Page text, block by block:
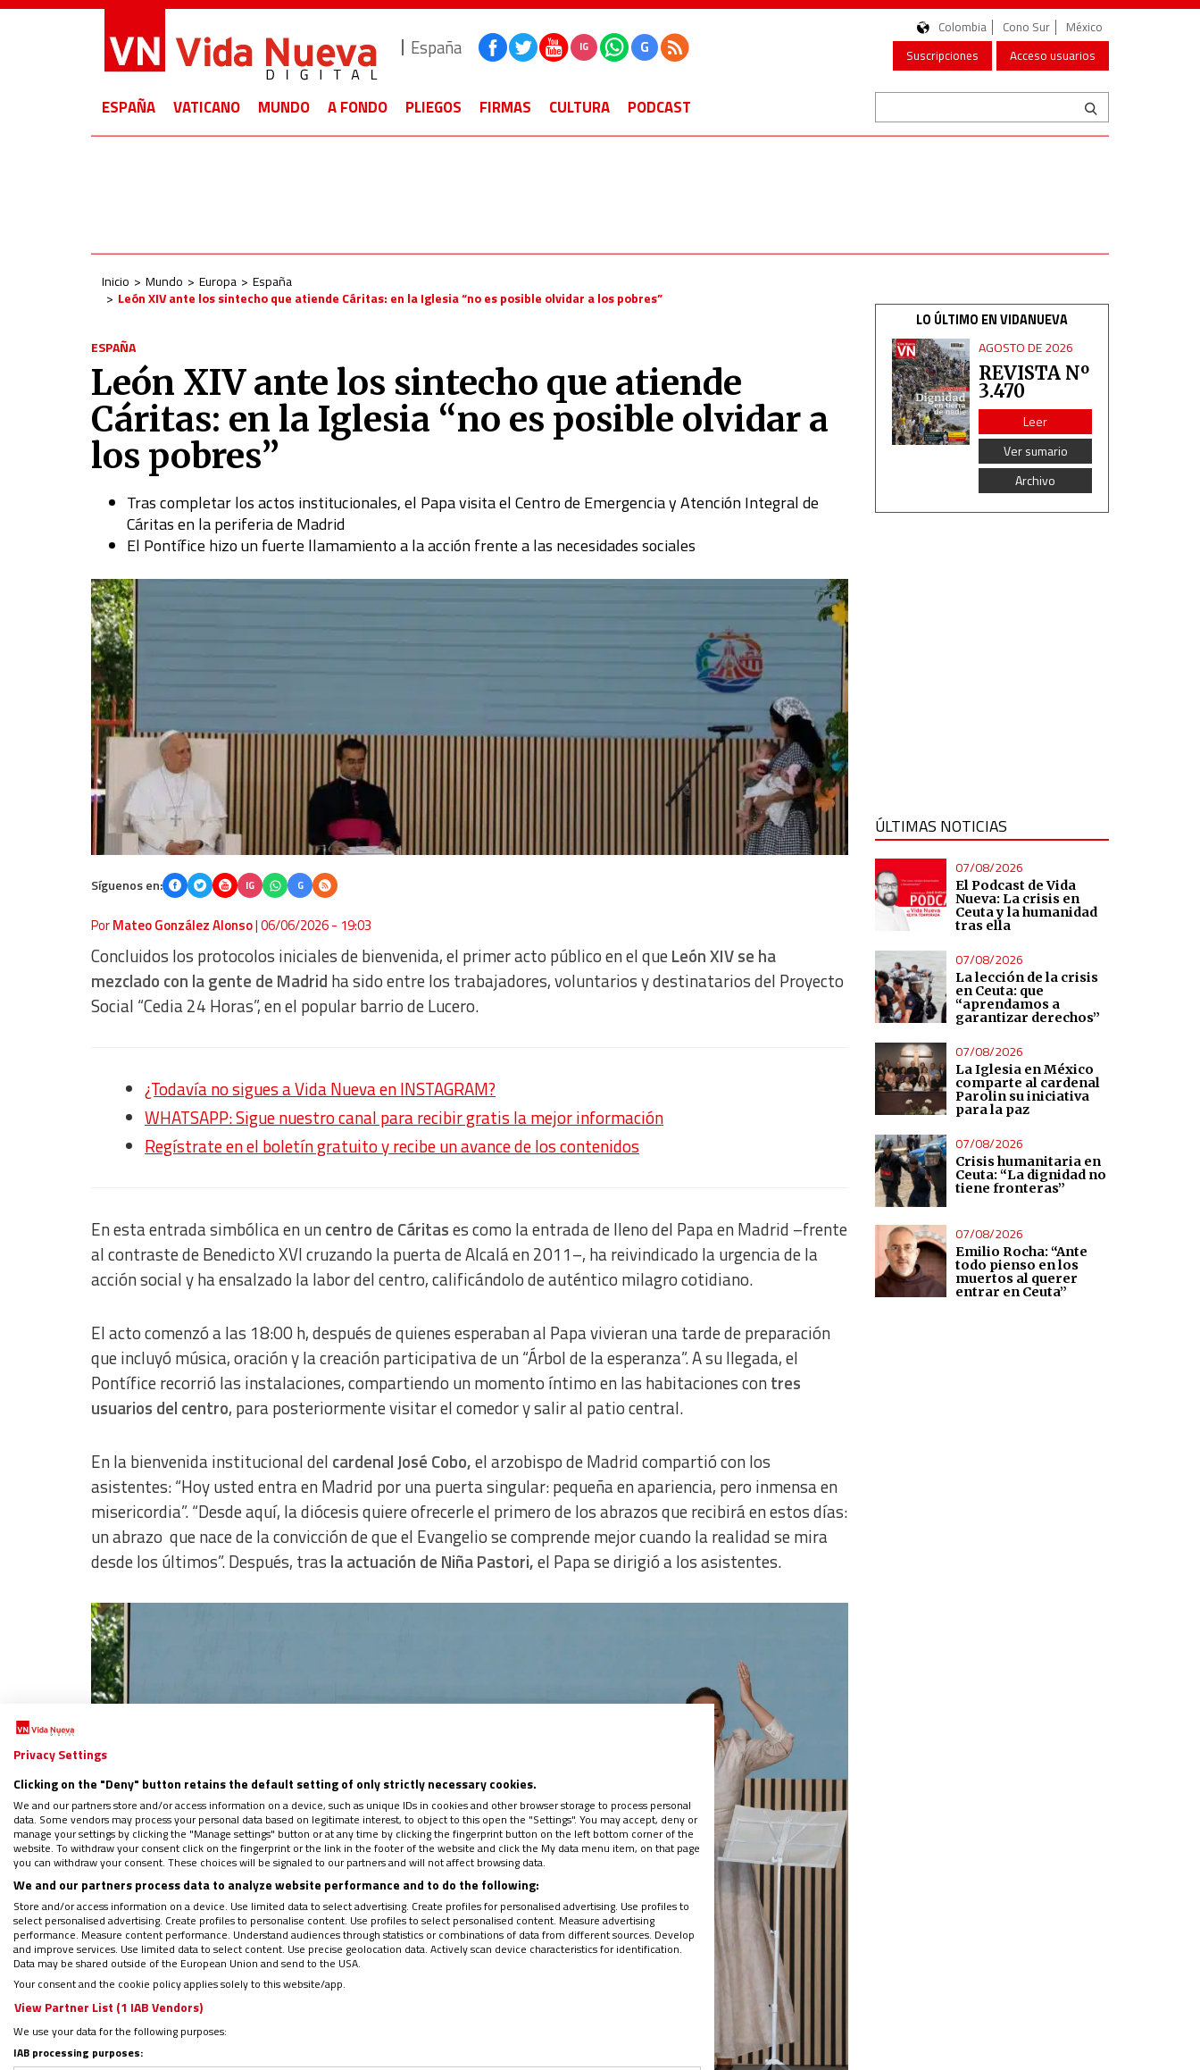
España IG G
Colombia Cono Sur
México
Suscripciones
Acceso usuarios
ESPAÑA VATICANO MUNDO A FONDO PLIEGOS FIRMAS CULTURA PODCAST
Inicio Mundo Europa
España
León XIV ante los sintecho que atiende Cáritas: en la Iglesia “no es posible olvidar a los pobres”
ESPAÑA
León XIV ante los sintecho que atiende
Cáritas: en la Iglesia “no es posible olvidar a
los pobres”
Tras completar los actos institucionales, el Papa visita el Centro de Emergencia y Atención Integral de
Cáritas en la periferia de Madrid
El Pontífice hizo un fuerte llamamiento a la acción frente a las necesidades sociales
Síguenos en: IG G
PorMateo González Alonso|06/06/2026 - 19:03
Concluidos los protocolos iniciales de bienvenida, el primer acto público en el queLeón XIV se ha
mezclado con la gente de Madrid ha sido entre los trabajadores, voluntarios y destinatarios del Proyecto
Social “Cedia 24 Horas”, en el popular barrio de Lucero.
¿Todavía no sigues a Vida Nueva en INSTAGRAM?
WHATSAPP: Sigue nuestro canal para recibir gratis la mejor información
Regístrate en el boletín gratuito y recibe un avance de los contenidos
En esta entrada simbólica en uncentro de Cáritases como la entrada de lleno del Papa en Madrid –frente
al contraste de Benedicto XVI cruzando la puerta de Alcalá en 2011–, ha reivindicado la urgencia de la
acción social y ha ensalzado la labor del centro, calificándolo de auténtico milagro cotidiano.
El acto comenzó a las 18:00 h, después de quienes esperaban al Papa vivieran una tarde de preparación
que incluyó música, oración y la creación participativa de un “Árbol de la esperanza”. A su llegada, el
Pontífice recorrió las instalaciones, compartiendo un momento íntimo en las habitaciones contres
usuarios del centro, para posteriormente visitar el comedor y salir al patio central.
En la bienvenida institucional del cardenal José Cobo,el arzobispo de Madrid compartió con los
asistentes: “Hoy usted entra en Madrid por una puerta singular: pequeña en apariencia, pero inmensa en
misericordia”. “Desde aquí, la diócesis quiere ofrecerle el primero de los abrazos que recibirá en estos días:
un abrazo que nace de la convicción de que el Evangelio se comprende mejor cuando la realidad se mira
desde los últimos”. Después, tras la actuación de Niña Pastori,el Papa se dirigió a los asistentes.
LO ÚLTIMO EN VIDANUEVA
AGOSTO DE 2026
REVISTA Nº
3.470
Leer
Ver sumario
Archivo
ÚLTIMAS NOTICIAS
07/08/2026
El Podcast de Vida
Nueva: La crisis en
Ceuta y la humanidad
tras ella
07/08/2026
La lección de la crisis
en Ceuta: que
“aprendamos a
garantizar derechos”
07/08/2026
La Iglesia en México
comparte al cardenal
Parolin su iniciativa
para la paz
07/08/2026
Crisis humanitaria en
Ceuta: “La dignidad no
tiene fronteras”
07/08/2026
Emilio Rocha: “Ante
todo pienso en los
muertos al querer
entrar en Ceuta”
Privacy Settings
Clicking on the "Deny" button retains the default setting of only strictly necessary cookies.
We and our partners store and/or access information on a device, such as unique IDs in cookies and other browser storage to process personal
data. Some vendors may process your personal data based on legitimate interest, to object to this open the "Settings". You may accept, deny or
manage your settings by clicking the "Manage settings" button or at any time by clicking the fingerprint button on the left bottom corner of the
website. To withdraw your consent click on the fingerprint or the link in the footer of the website and click the My data menu item, on that page
you can withdraw your consent. These choices will be signaled to our partners and will not affect browsing data.
We and our partners process data to analyze website performance and to do the following:
Store and/or access information on a device. Use limited data to select advertising. Create profiles for personalised advertising. Use profiles to
select personalised advertising. Create profiles to personalise content. Use profiles to select personalised content. Measure advertising
performance. Measure content performance. Understand audiences through statistics or combinations of data from different sources. Develop
and improve services. Use limited data to select content. Use precise geolocation data. Actively scan device characteristics for identification.
Data may be shared outside of the European Union and send to the USA.
Your consent and the cookie policy applies solely to this website/app.
View Partner List (1 IAB Vendors)
We use your data for the following purposes:
IAB processing purposes: